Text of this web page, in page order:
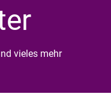
vieles mehr